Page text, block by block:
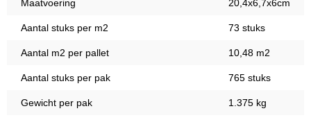
Maatvoering 20,4x6,7x6cm
Aantal stuks per m2 73 stuks
Aantal m2 per pallet 10,48 m2
Aantal stuks per pak 765 stuks
Gewicht per pak 1.375 kg